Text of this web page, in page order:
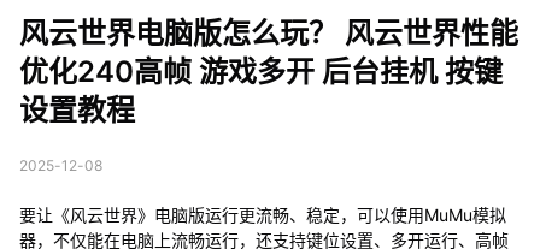
台挂机 按键设置教程
风云世界电脑版怎么玩？ 风云世界性能
优化240高帧 游戏多开 后台挂机 按键
设置教程
2025-12-08
要让《风云世界》电脑版运行更流畅、稳定，可以使用MuMu模拟
器，不仅能在电脑上流畅运行，还支持键位设置、多开运行、高帧